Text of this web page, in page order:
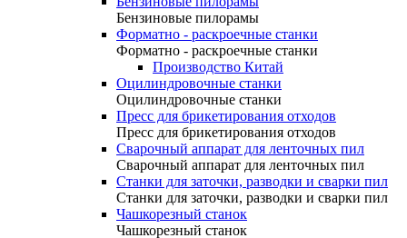
Бензиновые пилорамы
Форматно - раскроечные станки
Форматно - раскроечные станки
Производство Китай
Оцилиндровочные станки
Оцилиндровочные станки
Пресс для брикетирования отходов
Пресс для брикетирования отходов
Сварочный аппарат для ленточных пил
Сварочный аппарат для ленточных пил
Станки для заточки, разводки и сварки пил
Станки для заточки, разводки и сварки пил
Чашкорезный станок
Чашкорезный станок